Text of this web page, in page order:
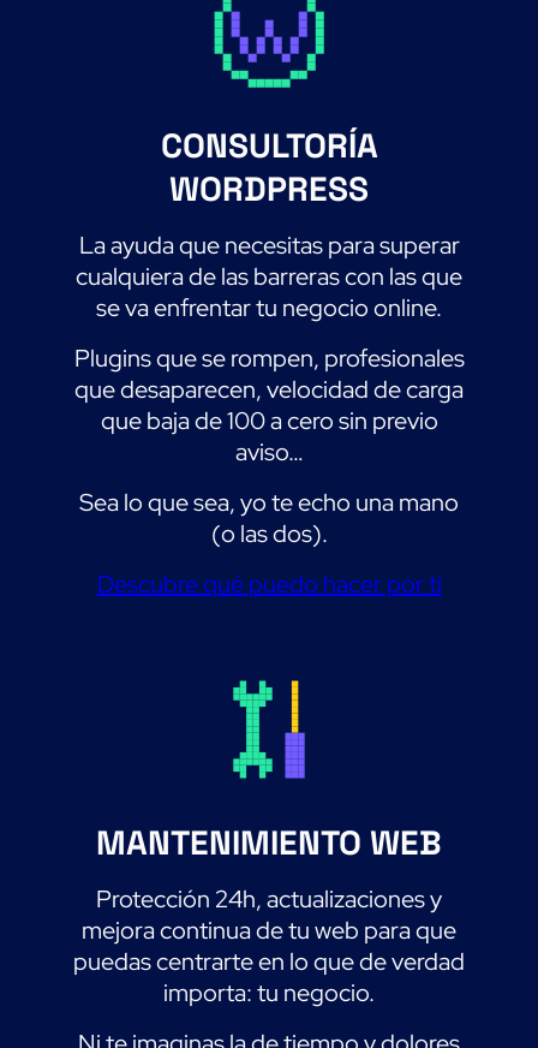
CONSULTORÍA
WORDPRESS
La ayuda que necesitas para superar
cualquiera de las barreras con las que
se va enfrentar tu negocio online.
Plugins que se rompen, profesionales
que desaparecen, velocidad de carga
que baja de 100 a cero sin previo
aviso…
Sea lo que sea, yo te echo una mano
(o las dos).
Descubre qué puedo hacer por ti
MANTENIMIENTO WEB
Protección 24h, actualizaciones y
mejora continua de tu web para que
puedas centrarte en lo que de verdad
importa: tu negocio.